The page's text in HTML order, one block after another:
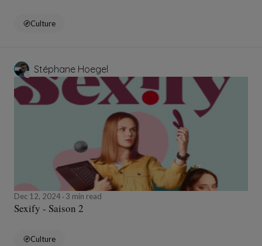
Culture
Stéphane Hoegel
Dec 12, 2024 3 min read
Sexify - Saison 2
Culture